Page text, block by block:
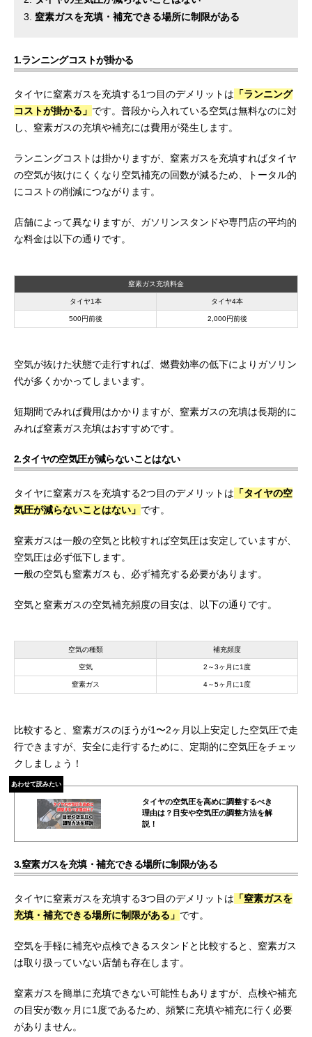
窒素ガスを充填・補充できる場所に制限がある
1.ランニングコストが掛かる
タイヤに窒素ガスを充填する1つ目のデメリットは 「ランニング
コストが掛かる」 です。普段から入れている空気は無料なのに対
し、窒素ガスの充填や補充には費用が発生します。
ランニングコストは掛かりますが、窒素ガスを充填すればタイヤ
の空気が抜けにくくなり空気補充の回数が減るため、トータル的
にコストの削減につながります。
店舗によって異なりますが、ガソリンスタンドや専門店の平均的
な料金は以下の通りです。
窒素ガス充填料金
タイヤ1本 タイヤ4本
500円前後 2,000円前後
空気が抜けた状態で走行すれば、燃費効率の低下によりガソリン
代が多くかかってしまいます。
短期間でみれば費用はかかりますが、窒素ガスの充填は長期的に
みれば窒素ガス充填はおすすめです。
2.タイヤの空気圧が減らないことはない
タイヤに窒素ガスを充填する2つ目のデメリットは 「タイヤの空
気圧が減らないことはない」 です。
窒素ガスは一般の空気と比較すれば空気圧は安定していますが、
空気圧は必ず低下します。
一般の空気も窒素ガスも、必ず補充する必要があります。
空気と窒素ガスの空気補充頻度の目安は、以下の通りです。
空気の種類 補充頻度
空気 2～3ヶ月に1度
窒素ガス 4～5ヶ月に1度
比較すると、窒素ガスのほうが1〜2ヶ月以上安定した空気圧で走
行できますが、安全に走行するために、定期的に空気圧をチェッ
クしましょう！
あわせて読みたい
タイヤの空気圧を高めに調整するべき
理由は？目安や空気圧の調整方法を解
説！
3.窒素ガスを充填・補充できる場所に制限がある
タイヤに窒素ガスを充填する3つ目のデメリットは 「窒素ガスを
充填・補充できる場所に制限がある」 です。
空気を手軽に補充や点検できるスタンドと比較すると、窒素ガス
は取り扱っていない店舗も存在します。
窒素ガスを簡単に充填できない可能性もありますが、点検や補充
の目安が数ヶ月に1度であるため、頻繁に充填や補充に行く必要
がありません。